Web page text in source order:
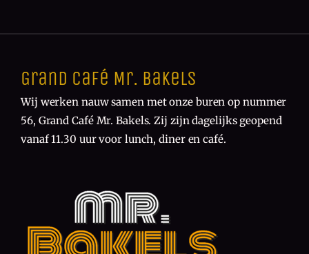
Grand Café Mr. Bakels
Wij werken nauw samen met onze buren op nummer
56, Grand Café Mr. Bakels. Zij zijn dagelijks geopend
vanaf 11.30 uur voor lunch, diner en café.